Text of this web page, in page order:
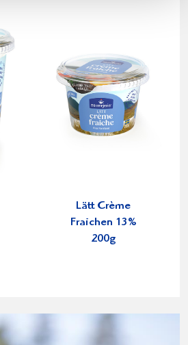
Lätt Crème
Fraichen 13%
200g